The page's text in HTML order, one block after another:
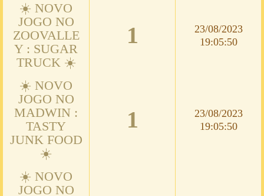
☀️ NOVO
JOGO NO
ZOOVALLE
Y : SUGAR
TRUCK ☀️
1
23/08/2023
19:05:50
☀️ NOVO
JOGO NO
MADWIN :
TASTY
JUNK FOOD
☀️
1
23/08/2023
19:05:50
☀️ NOVO
JOGO NO